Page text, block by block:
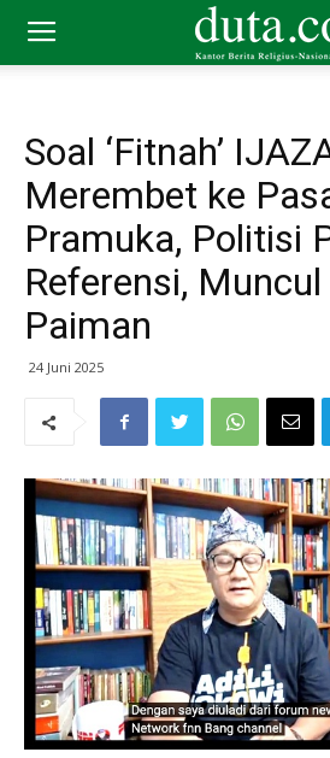
Soal ‘Fitnah’
Merembet ke
Pramuka, Politisi
Referensi,
Paiman
24 Juni 2025